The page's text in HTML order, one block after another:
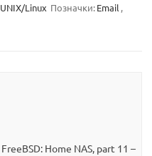
UNIX/Linux Позначки:Email ,
FreeBSD: Home NAS, part 11 –